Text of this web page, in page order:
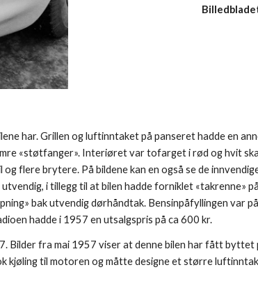
har. Grillen og luftinntaket på panseret hadde en
«støtfanger». Interiøret var tofarget i rød og hvit
flere brytere. På bildene kan en også se de
i tillegg til at bilen hadde forniklet «takrenne»
bak utvendig dørhåndtak. Bensinpåfyllingen var
hadde i 1957 en utsalgspris på ca 600 kr.
fra mai 1957 viser at denne bilen har fått byttet
kjøling til motoren og måtte designe et større